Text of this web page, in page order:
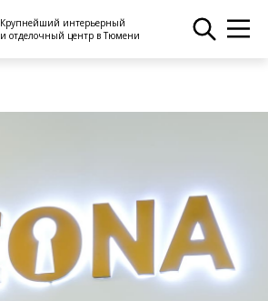
Крупнейший интерьерный
и отделочный центр в Тюмени